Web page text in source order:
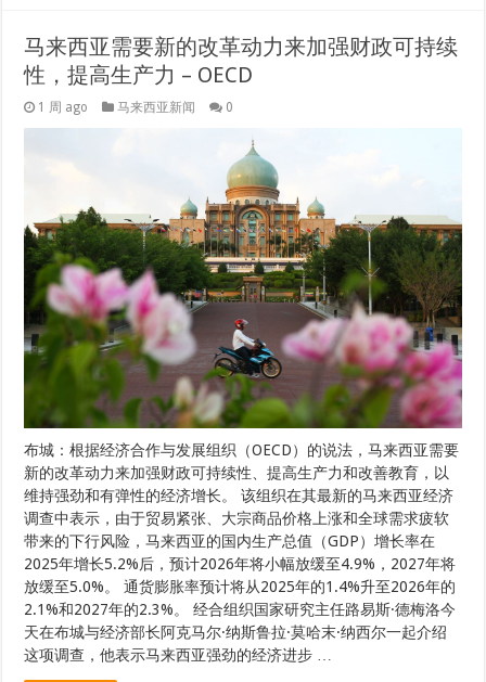
马来西亚需要新的改革动力来加强财政可持续
性，提高生产力 – OECD
1 周 ago 马来西亚新闻 0
布城：根据经济合作与发展组织（OECD）的说法，马来西亚需要
新的改革动力来加强财政可持续性、提高生产力和改善教育，以
维持强劲和有弹性的经济增长。 该组织在其最新的马来西亚经济
调查中表示，由于贸易紧张、大宗商品价格上涨和全球需求疲软
带来的下行风险，马来西亚的国内生产总值（GDP）增长率在
2025年增长5.2%后，预计2026年将小幅放缓至4.9%，2027年将
放缓至5.0%。 通货膨胀率预计将从2025年的1.4%升至2026年的
2.1%和2027年的2.3%。 经合组织国家研究主任路易斯·德梅洛今
天在布城与经济部长阿克马尔·纳斯鲁拉·莫哈末·纳西尔一起介绍
这项调查，他表示马来西亚强劲的经济进步 …